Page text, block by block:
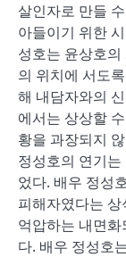
살인자로 만들
아들이기 위한
성호는 윤상호
의 위치에 서도
해 내담자와의
에서는 상상할
황을 과장되지
정성호의 연기
었다. 배우 정성
피해자였다는
억압하는 내면
다. 배우 정성호